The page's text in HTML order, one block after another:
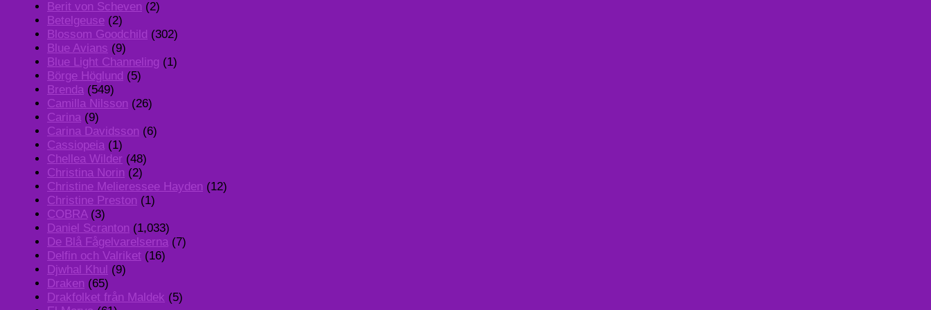
Berit von Scheven (2)
Betelgeuse (2)
Blossom Goodchild (302)
Blue Avians (9)
Blue Light Channeling (1)
Börge Höglund (5)
Brenda (549)
Camilla Nilsson (26)
Carina (9)
Carina Davidsson (6)
Cassiopeia (1)
Chellea Wilder (48)
Christina Norin (2)
Christine Melieressee Hayden (12)
Christine Preston (1)
COBRA(3)
Daniel Scranton (1,033)
De Blå Fågelvarelserna (7)
Delfin och Valriket (16)
Djwhal Khul (9)
Draken (65)
Drakfolket från Maldek (5)